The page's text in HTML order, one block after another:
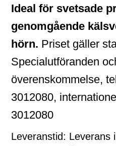
Ideal för svetsade
genomgående
hörn. Priset gäller
Specialutföranden
överenskommelse,
3012080,
3012080
Leveranstid: Leverans